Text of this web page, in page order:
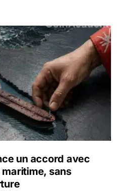
accord avec Oman sur une
un accord avec
sans